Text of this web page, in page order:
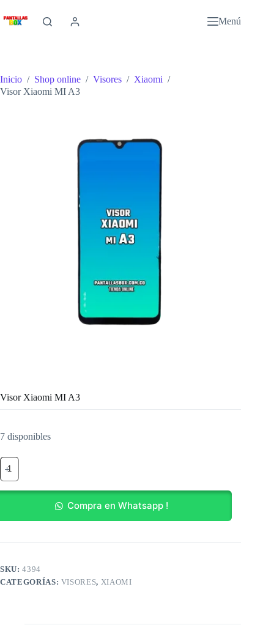
al
contenido
Menú
Inicio / Shop online / Visores / Xiaomi /
Visor Xiaomi MI A3
Visor Xiaomi MI A3
7 disponibles
Visor
Xiaomi
MI
A3
Compra en Whatsapp !
SKU:4394
CATEGORÍAS: VISORES, XIAOMI